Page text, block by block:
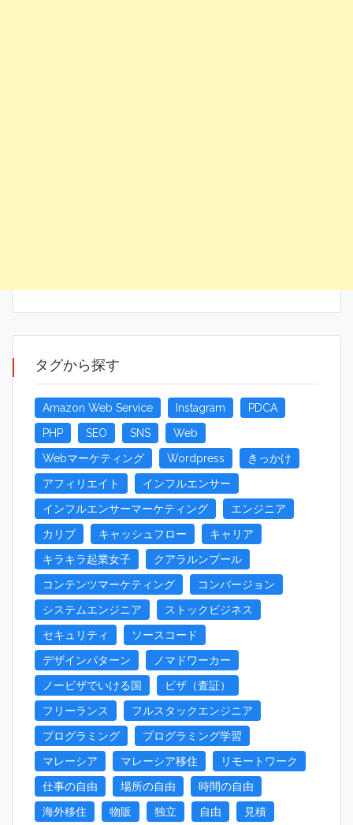
タグから探す
Amazon Web Service Instagram
PDCA
PHP
SEO SNS
Web
Webマーケティング
Wordpress
きっかけ
アフィリエイト
インフルエンサー
インフルエンサーマーケティング
エンジニア
カリブ
キャッシュフロー
キャリア
キラキラ起業女子
クアラルンプール
コンテンツマーケティング
コンバージョン
システムエンジニア
ストックビジネス
セキュリティ
ソースコード
デザインパターン
ノマドワーカー
ノービザでいける国
ビザ（査証）
フリーランス
フルスタックエンジニア
プログラミング
プログラミング学習
マレーシア
マレーシア移住
リモートワーク
仕事の自由
場所の自由
時間の自由
海外移住
物販 独立 自由 見積